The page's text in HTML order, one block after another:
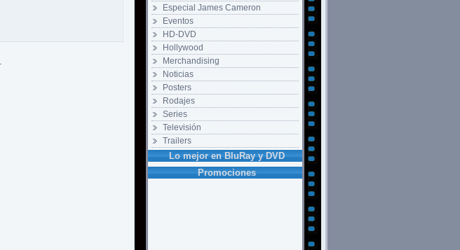
Especial James Cameron
Eventos
HD-DVD
Hollywood
Merchandising
Noticias
Posters
Rodajes
Series
Televisión
Trailers
Lo mejor en BluRay y DVD
Promociones